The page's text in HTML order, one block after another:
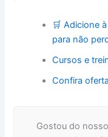
🛒 Adicione
para não
Cursos e
Confira
Gostou do